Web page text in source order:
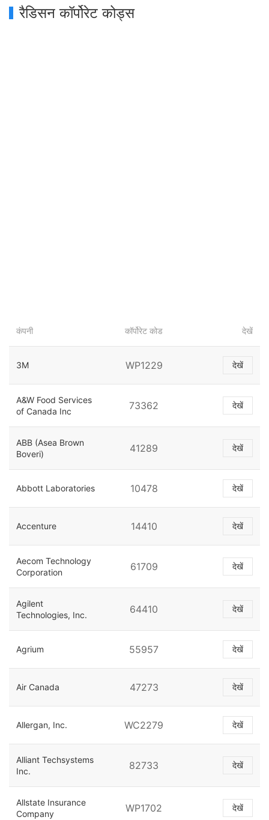
रैडिसन कॉर्पोरेट कोड्स
कंपनी कॉर्पोरेट कोड देखें
3M WP1229 देखें
A&W Food Services
of Canada Inc
73362 देखें
ABB (Asea Brown
Boveri)
41289 देखें
Abbott Laboratories 10478 देखें
Accenture 14410 देखें
Aecom Technology
Corporation
61709 देखें
Agilent
Technologies, Inc.
64410 देखें
Agrium 55957 देखें
Air Canada 47273 देखें
Allergan, Inc. WC2279 देखें
Alliant Techsystems
Inc.
82733 देखें
Allstate Insurance
Company
WP1702 देखें